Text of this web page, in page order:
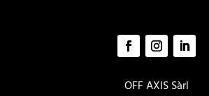
OFF AXIS Sàrl